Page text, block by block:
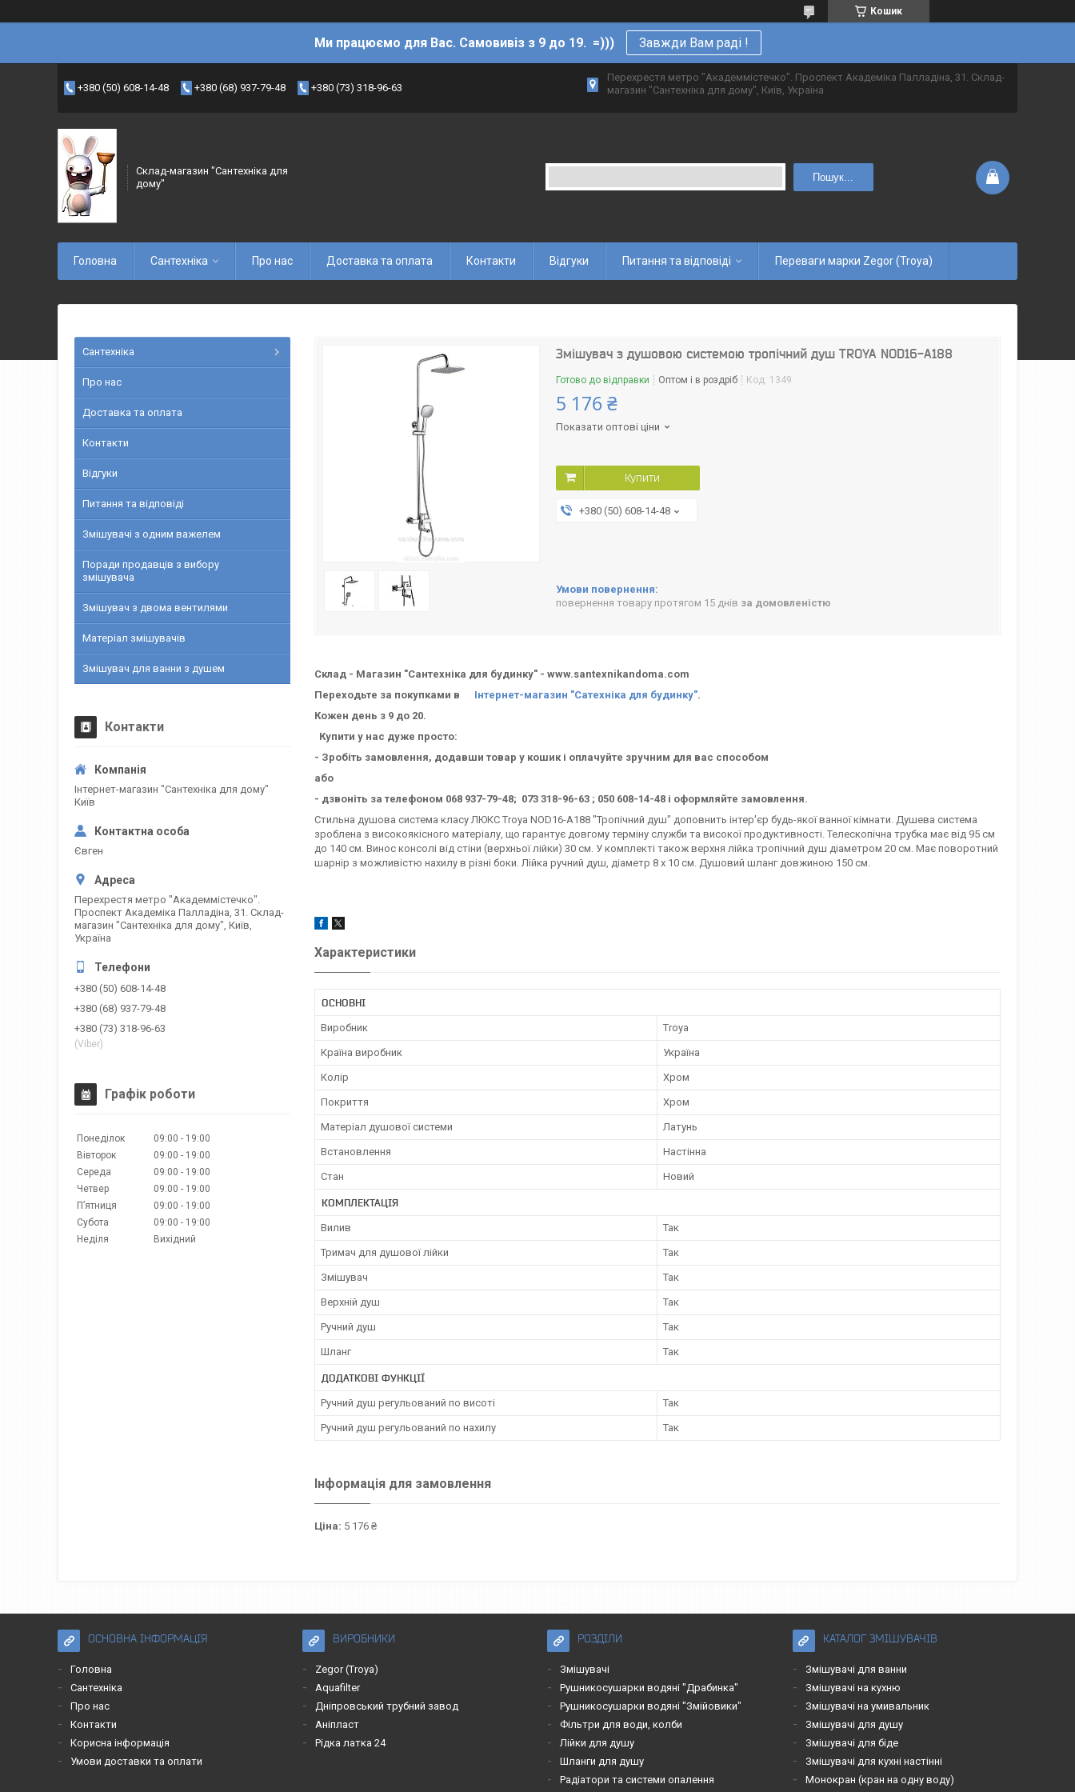
Кошик
Ми працюємо для Вас. Самовивіз з 9 до 19. =))) Завжди Вам раді !
+380 (50) 608-14-48 +380 (68) 937-79-48 +380 (73) 318-96-63
Перехрестя метро "Академмістечко". Проспект Академіка Палладіна, 31. Склад-
магазин "Сантехніка для дому", Київ, Україна
Склад-магазин "Сантехніка для
дому"
Пошук...
Головна Сантехніка Про нас Доставка та оплата Контакти Відгуки Питання та відповіді Переваги марки Zegor (Troya)
Змішувач з душовою системою тропічний душ TROYA NOD16-A188
Готово до відправки Оптом і в роздріб Код: 1349
5 176 ₴
Показати оптові ціни
Купити
+380 (50) 608-14-48
повернення товару протягом 15 днів за домовленістю
Склад - Магазин "Сантехніка для будинку" - www.santexnikandoma.com
Переходьте за покупками в Інтернет-магазин "Сатехніка для будинку".
Кожен день з 9 до 20.
Купити у нас дуже просто:
- Зробіть замовлення, додавши товар у кошик і оплачуйте зручним для вас способом
або
- дзвоніть за телефоном 068 937-79-48; 073 318-96-63 ; 050 608-14-48 і оформляйте замовлення.
Стильна душова система класу ЛЮКС Troya NOD16-A188 "Тропічний душ" доповнить інтер'єр будь-якої ванної кімнати. Душева система
зроблена з високоякісного матеріалу, що гарантує довгому терміну служби та високої продуктивності. Телескопічна трубка має від 95 см
до 140 см. Винос консолі від стіни (верхньої лійки) 30 см. У комплекті також верхня лійка тропічний душ діаметром 20 см. Має поворотний
шарнір з можливістю нахилу в різні боки. Лійка ручний душ, діаметр 8 х 10 см. Душовий шланг довжиною 150 см.
Характеристики
ОСНОВНІ
Виробник Troya
Країна виробник Україна
Колір Хром
Покриття Хром
Матеріал душової системи Латунь
Встановлення Настінна
Стан Новий
КОМПЛЕКТАЦІЯ
Вилив Так
Тримач для душової лійки Так
Змішувач Так
Верхній душ Так
Ручний душ Так
Шланг Так
ДОДАТКОВІ ФУНКЦІЇ
Ручний душ регульований по висоті Так
Ручний душ регульований по нахилу Так
Інформація для замовлення
Ціна: 5 176 ₴
Сантехніка
Про нас
Доставка та оплата
Контакти
Відгуки
Питання та відповіді
Змішувачі з одним важелем
Поради продавців з вибору
змішувача
Змішувач з двома вентилями
Матеріал змішувачів
Змішувач для ванни з душем
Контакти
Інтернет-магазин "Сантехніка для дому"
Київ
Євген
Перехрестя метро "Академмістечко".
Проспект Академіка Палладіна, 31. Склад-
магазин "Сантехніка для дому", Київ,
Україна
+380 (50) 608-14-48
+380 (68) 937-79-48
+380 (73) 318-96-63
(Viber)
Графік роботи
Понеділок 09:00
19:00
Вівторок
09:00
19:00
Середа
09:00
19:00
Четвер
09:00
19:00
Пʼятниця
09:00
19:00
Субота
09:00
19:00
Неділя
Вихідний
ОСНОВНА ІНФОРМАЦІЯ
Головна
Сантехніка
Про нас
Контакти
Корисна інформація
Умови доставки та оплати
ВИРОБНИКИ
Zegor (Troya)
Aquafilter
Дніпровський трубний завод
Аніпласт
Рідка латка 24
РОЗДІЛИ
Змішувачі
Рушникосушарки водяні "Драбинка"
Рушникосушарки водяні "Змійовики"
Фільтри для води, колби
Лійки для душу
Шланги для душу
Радіатори та системи опалення
КАТАЛОГ ЗМІШУВАЧІВ
Змішувачі для ванни
Змішувачі на кухню
Змішувачі на умивальник
Змішувачі для душу
Змішувачі для біде
Змішувачі для кухні настінні
Монокран (кран на одну воду)